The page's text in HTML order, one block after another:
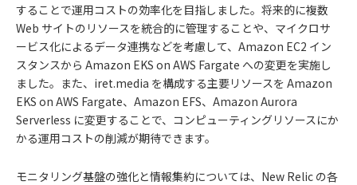
することで運用コストの効率化を目指しました。将来的に複数
Web サイトのリソースを統合的に管理することや、マイクロサ
ービス化によるデータ連携などを考慮して、Amazon EC2 イン
スタンスから Amazon EKS on AWS Fargate への変更を実施し
ました。また、iret.media を構成する主要リソースを Amazon
EKS on AWS Fargate、Amazon EFS、Amazon Aurora
Serverless に変更することで、コンピューティングリソースにか
かる運用コストの削減が期待できます。
モニタリング基盤の強化と情報集約については、New Relic の各